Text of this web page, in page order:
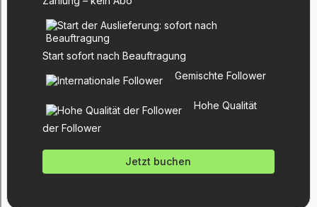
Start sofort nach Beauftragung
Gemischte Follower
Hohe Qualität
der Follower
Jetzt buchen